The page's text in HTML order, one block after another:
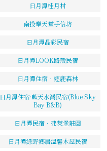
日月潭桂月村
南投奉天堂手信坊
日月潭晶彩民宿
日月潭LOOK路殼民宿
日月潭住宿‧逐鹿森林
日月潭住宿·藍天水灣民宿(Blue Sky
Bay B&B)
日月潭民宿．弗萊堡莊園
日月潭綠野鄉居溫馨木屋民宿